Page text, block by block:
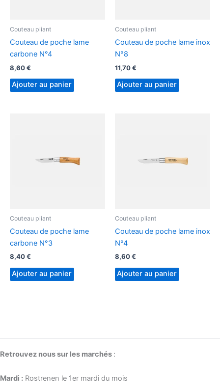
Couteau pliant
Couteau de poche lame
carbone N°4
8,60€
Ajouter au panier
Couteau pliant
Couteau de poche lame inox
N°8
11,70€
Ajouter au panier
Couteau pliant
Couteau de poche lame
carbone N°3
8,40€
Ajouter au panier
Couteau pliant
Couteau de poche lame inox
N°4
8,60€
Ajouter au panier
Retrouvez nous sur les marchés :
Mardi : Rostrenen le 1er mardi du mois